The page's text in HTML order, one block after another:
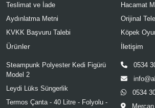
Teslimat ve İade
Aydınlatma Metni
KVKK Başvuru Talebi
Hacamat
Orijinal
Köpek
Ürünler
Steampunk Polyester Kedi Figürü
Model 2
Leydi Lüks Süngerlik
Termos Çanta - 40 Litre - Folyolu -
İletişim
0534
0534